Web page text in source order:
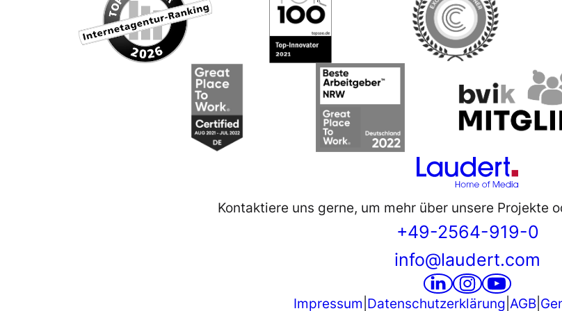
Kontaktiere uns gerne, um mehr über unsere Projekte
+49-2564-919-0
info@laudert.com
Impressum Datenschutzerklärung AGB